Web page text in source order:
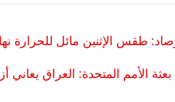
طقس الإثنين مائل للحرارة
الأمم المتحدة: العراق